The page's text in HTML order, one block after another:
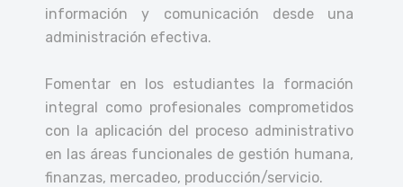
información y comunicación desde una
administración efectiva.
Fomentar en los estudiantes la formación
integral como profesionales comprometidos
con la aplicación del proceso administrativo
en las áreas funcionales de gestión humana,
finanzas, mercadeo, producción/servicio.